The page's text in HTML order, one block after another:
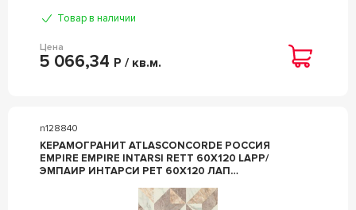
Товар в наличии
Цена
5 066,34 Р / кв.м.
n128840
КЕРАМОГРАНИТ ATLASCONCORDE РОССИЯ
EMPIRE EMPIRE INTARSI RETT 60X120 LAPP/
ЭМПАИР ИНТАРСИ РЕТ 60X120 ЛАП